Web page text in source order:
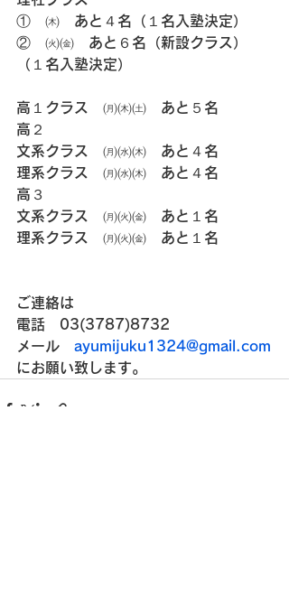
①　㈭　あと４名（１名入塾決定）
②　㈫㈮　あと６名（新設クラス）
（１名入塾決定）
高１クラス　㈪㈭㈯　あと５名
高２
文系クラス　㈪㈬㈭　あと４名
理系クラス　㈪㈬㈭　あと４名
高３
文系クラス　㈪㈫㈮　あと１名
理系クラス　㈪㈫㈮　あと１名
ご連絡は
電話　03(3787)8732
メール ayumijuku1324@gmail.com
にお願い致します。